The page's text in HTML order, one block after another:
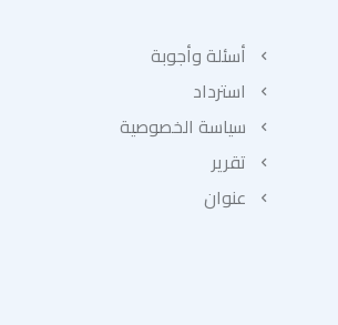
أسئلة وأجوبة
استرداد
سياسة الخصوصية
تقرير
عنوان